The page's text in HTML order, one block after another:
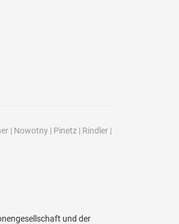
| Nowotny| Pinetz| Rindler|
und der